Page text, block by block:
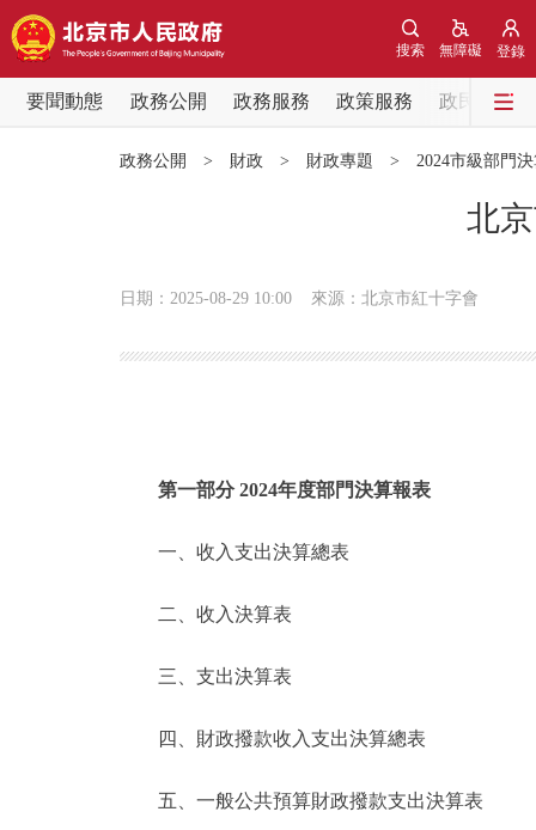
登錄
無障礙
搜索
要聞動態 政務公開 政務服務 政策服務
政民互動
便民服務
政務公開 > 財政 > 財政專題 > 2024市級部門
北
日期：2025-08-29 10:00 來源：北京市紅十字會
第一部分 2024年度部門決算報表
一、收入支出決算總表
二、收入決算表
三、支出決算表
四、財政撥款收入支出決算總表
五、一般公共預算財政撥款支出決算表